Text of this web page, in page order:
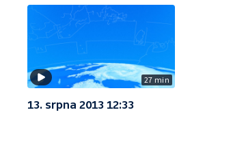
27 min
13. srpna 2013 12:33